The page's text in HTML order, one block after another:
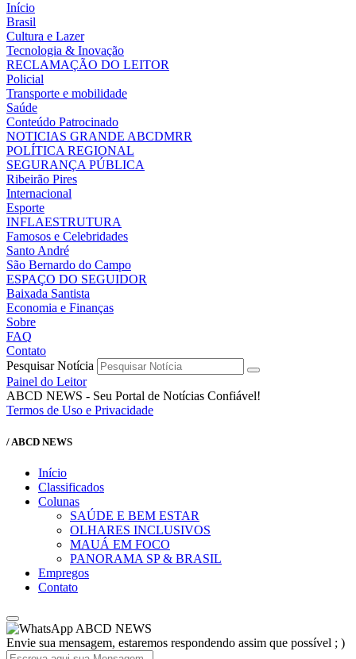
Início
Brasil
Cultura e Lazer
Tecnologia & Inovação
RECLAMAÇÃO DO LEITOR
Policial
Transporte e mobilidade
Saúde
Conteúdo Patrocinado
NOTICIAS GRANDE ABCDMRR
POLÍTICA REGIONAL
SEGURANÇA PÚBLICA
Ribeirão Pires
Internacional
Esporte
INFLAESTRUTURA
Famosos e Celebridades
Santo André
São Bernardo do Campo
ESPAÇO DO SEGUIDOR
Baixada Santista
Economia e Finanças
Sobre
FAQ
Contato
Pesquisar Notícia
Painel do Leitor
ABCD NEWS - Seu Portal de Notícias Confiável!
Termos de Uso e Privacidade
/ ABCD NEWS
Início
Classificados
Colunas
SAÚDE E BEM ESTAR
OLHARES INCLUSIVOS
MAUÁ EM FOCO
PANORAMA SP & BRASIL
Empregos
Contato
ABCD NEWS
Envie sua mensagem, estaremos respondendo assim que possível ; )